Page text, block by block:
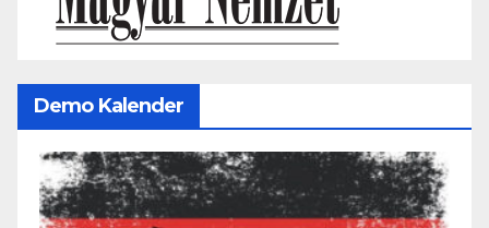
Demo Kalender